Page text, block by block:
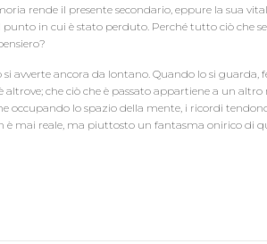
rende il presente secondario, eppure la sua
in cui è stato perduto. Perché tutto ciò che
si avverte ancora da lontano. Quando lo si
altrove; che ciò che è passato appartiene a un
occupando lo spazio della mente, i ricordi
è mai reale, ma piuttosto un fantasma onirico di